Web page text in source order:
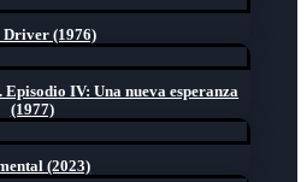
(1976)
IV: Una nueva esperanza
(1977)
(2023)